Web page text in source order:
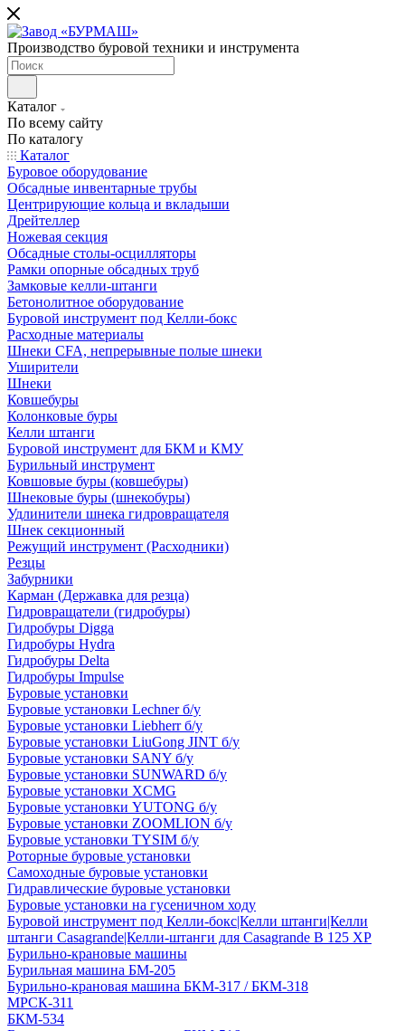
Производство буровой техники и инструмента
Каталог
По всему сайту
По каталогу
Каталог
Буровое оборудование
Обсадные инвентарные трубы
Центрирующие кольца и вкладыши
Дрейтеллер
Ножевая секция
Обсадные столы-осцилляторы
Рамки опорные обсадных труб
Замковые келли-штанги
Бетонолитное оборудование
Буровой инструмент под Келли-бокс
Расходные материалы
Шнеки CFA, непрерывные полые шнеки
Уширители
Шнеки
Ковшебуры
Колонковые буры
Келли штанги
Буровой инструмент для БКМ и КМУ
Бурильный инструмент
Ковшовые буры (ковшебуры)
Шнековые буры (шнекобуры)
Удлинители шнека гидровращателя
Шнек секционный
Режущий инструмент (Расходники)
Резцы
Забурники
Карман (Державка для резца)
Гидровращатели (гидробуры)
Гидробуры Digga
Гидробуры Hydra
Гидробуры Delta
Гидробуры Impulse
Буровые установки
Буровые установки Lechner б/у
Буровые установки Liebherr б/у
Буровые установки LiuGong JINT б/у
Буровые установки SANY б/у
Буровые установки SUNWARD б/у
Буровые установки XCMG
Буровые установки YUTONG б/у
Буровые установки ZOOMLION б/у
Буровые установки TYSIM б/у
Роторные буровые установки
Самоходные буровые установки
Гидравлические буровые установки
Буровые установки на гусеничном ходу
Буровой инструмент под Келли-бокс|Келли штанги|Келли
штанги Casagrande|Келли-штанги для Casagrande B 125 XP
Бурильно-крановые машины
Бурильная машина БМ-205
Бурильно-крановая машина БКМ-317 / БКМ-318
МРСК-311
БКМ-534